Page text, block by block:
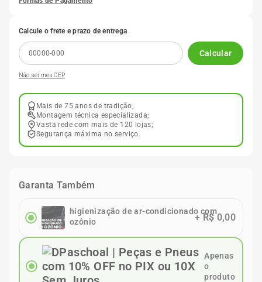
Calcule o frete e prazo de entrega
Calcular
Não sei meu CEP
Mais de 75 anos de tradição;
Montagem técnica especializada;
Vasta rede com mais de 120 lojas;
Segurança máxima no serviço.
Garanta Também
higienização de ar-condicionado com
ozônio
+R$ 0,00
Apenas
o
produto
10º Pneu